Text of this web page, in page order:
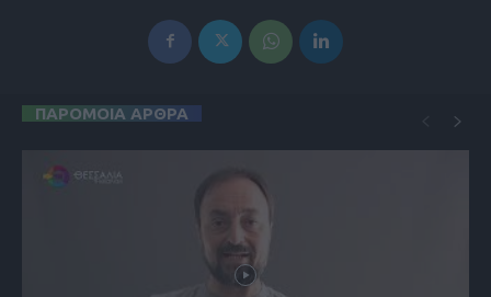
ΠΑΡΟΜΟΙΑ ΑΡΘΡΑ